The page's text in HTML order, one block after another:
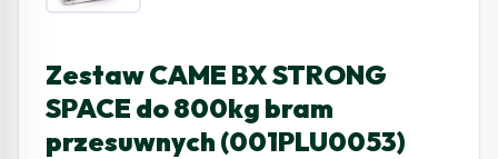
Zestaw CAME BX STRONG
SPACE do 800kg bram
przesuwnych (001PLU0053)